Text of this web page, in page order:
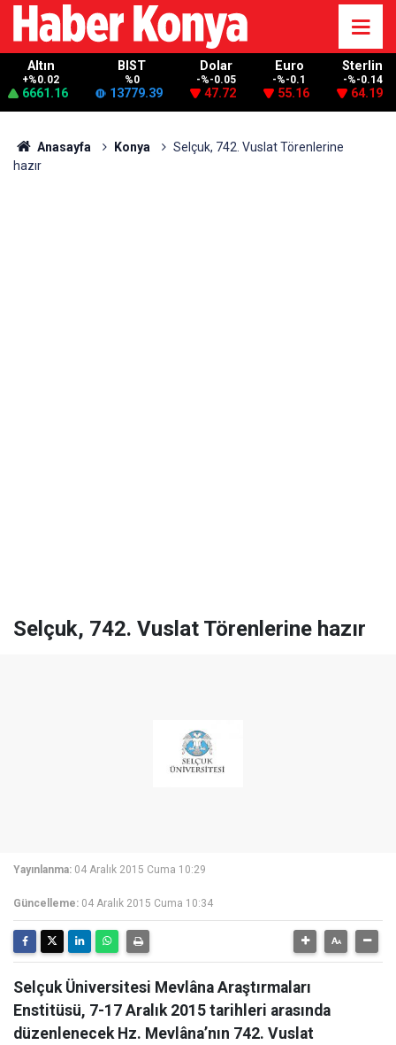
Altın
+%0.02
6661.16
BIST
%0
13779.39
Dolar
-%-0.05
47.72
Euro
-%-0.1
55.16
Sterlin
-%-0.14
64.19
Anasayfa Konya
Selçuk, 742. Vuslat Törenlerine
hazır
Selçuk, 742. Vuslat Törenlerine hazır
Yayınlanma: 04 Aralık 2015 Cuma 10:29
Güncelleme: 04 Aralık 2015 Cuma 10:34
Selçuk Üniversitesi Mevlâna Araştırmaları
Enstitüsü, 7-17 Aralık 2015 tarihleri arasında
düzenlenecek Hz. Mevlâna’nın 742. Vuslat